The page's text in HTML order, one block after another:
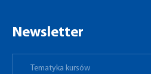
Newsletter
Tematyka kursów